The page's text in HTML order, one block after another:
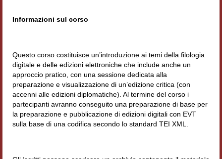
Informazioni sul corso
Questo corso costituisce un’introduzione ai temi della filologia
digitale e delle edizioni elettroniche che include anche un
approccio pratico, con una sessione dedicata alla
preparazione e visualizzazione di un’edizione critica (con
accenni alle edizioni diplomatiche). Al termine del corso i
partecipanti avranno conseguito una preparazione di base per
la preparazione e pubblicazione di edizioni digitali con EVT
sulla base di una codifica secondo lo standard TEI XML.